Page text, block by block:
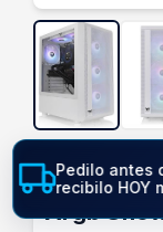
Gabinete
Argb
Pedilo antes
recibilo HOY